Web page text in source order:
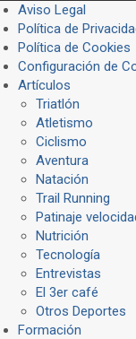
Aviso Legal
Política de
Política de Cookies
Configuración de
Artículos
Triatlón
Atletismo
Ciclismo
Aventura
Natación
Trail Running
Patinaje
Nutrición
Tecnología
Entrevistas
El 3er café
Otros Deportes
Formación